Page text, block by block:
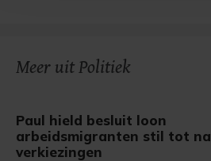
Meer uit Politiek
Paul hield besluit loon
arbeidsmigranten stil tot na
verkiezingen